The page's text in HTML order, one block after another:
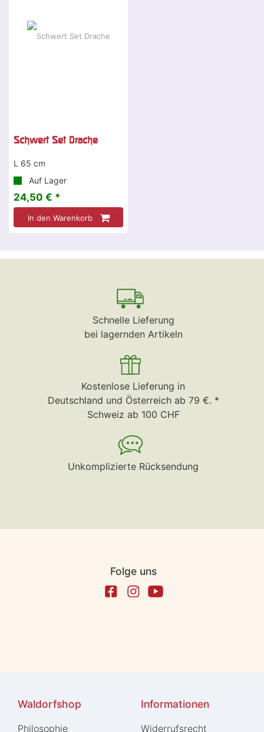
Schwert Set Drache
L 65 cm
Auf Lager
24,50 € *
In den Warenkorb
Schnelle Lieferung
bei lagernden Artikeln
Kostenlose Lieferung in
Deutschland und Österreich ab 79 €. *
Schweiz ab 100 CHF
Unkomplizierte Rücksendung
Folge uns
Waldorfshop
Philosophie
Informationen
Widerrufs­recht